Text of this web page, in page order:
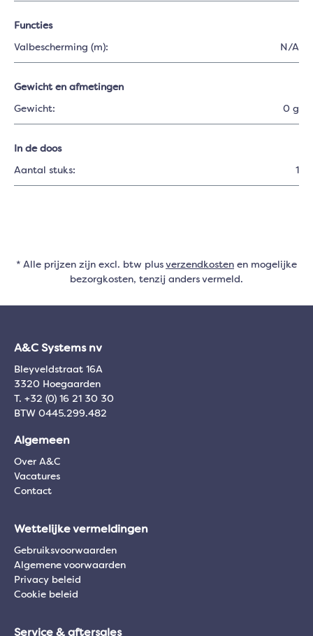
Functies
Valbescherming (m): N/A
Gewicht en afmetingen
Gewicht: 0 g
In de doos
Aantal stuks: 1
* Alle prijzen zijn excl. btw plus verzendkosten en mogelijke
bezorgkosten, tenzij anders vermeld.
A&C Systems nv
Bleyveldstraat 16A
3320 Hoegaarden
T. +32 (0) 16 21 30 30
BTW 0445.299.482
Algemeen
Over A&C
Vacatures
Contact
Wettelijke vermeldingen
Gebruiksvoorwaarden
Algemene voorwaarden
Privacy beleid
Cookie beleid
Service & aftersales